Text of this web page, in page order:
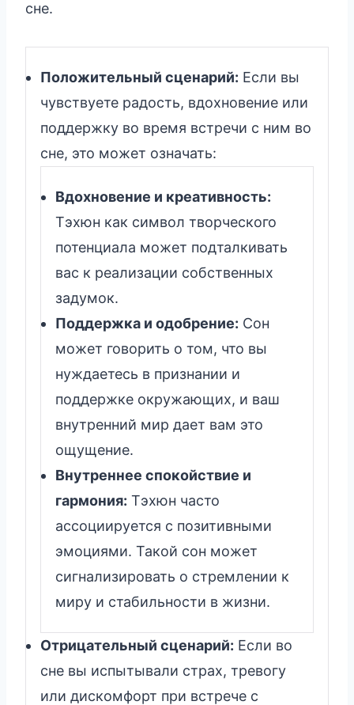
сне.
Положительный сценарий: Если вы
чувствуете радость, вдохновение или
поддержку во время встречи с ним во
сне, это может означать:
Вдохновение и креативность:
Тэхюн как символ творческого
потенциала может подталкивать
вас к реализации собственных
задумок.
Поддержка и одобрение: Сон
может говорить о том, что вы
нуждаетесь в признании и
поддержке окружающих, и ваш
внутренний мир дает вам это
ощущение.
Внутреннее спокойствие и
гармония: Тэхюн часто
ассоциируется с позитивными
эмоциями. Такой сон может
сигнализировать о стремлении к
миру и стабильности в жизни.
Отрицательный сценарий: Если во
сне вы испытывали страх, тревогу
или дискомфорт при встрече с